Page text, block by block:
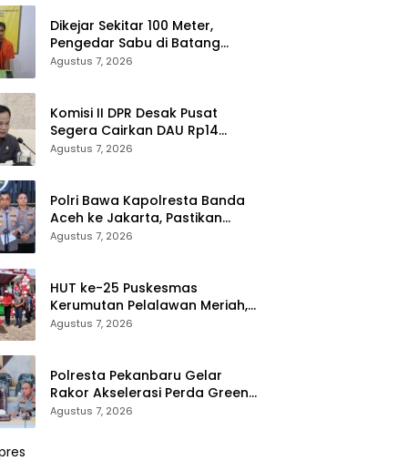
Dikejar Sekitar 100 Meter,
Pengedar Sabu di Batang
Agustus 7, 2026
Komisi II DPR Desak Pusat
Segera Cairkan DAU Rp14
Triliun untuk 79 Daerah, Gaji
Agustus 7, 2026
Polri Bawa Kapolresta Banda
Aceh ke Jakarta, Pastikan
Proses Pemeriksaan
Agustus 7, 2026
HUT ke-25 Puskesmas
Kerumutan Pelalawan Meriah,
Ratusan Warga Ikuti Jalan
Agustus 7, 2026
Polresta Pekanbaru Gelar
Rakor Akselerasi Perda Green
City, Masukkan ke Kurikulum
Agustus 7, 2026